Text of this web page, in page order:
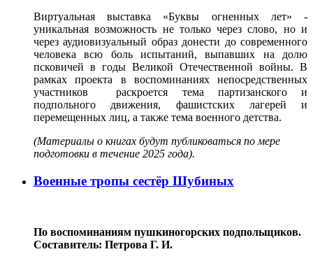
Виртуальная выставка «Буквы огненных лет» -
уникальная возможность не только через слово, но и
через аудиовизуальный образ донести до современного
человека всю боль испытаний, выпавших на долю
псковичей в годы Великой Отечественной войны. В
рамках проекта в воспоминаниях непосредственных
участников раскроется тема партизанского и
подпольного движения, фашистских лагерей и
перемещенных лиц, а также тема военного детства.
(Материалы о книгах будут публиковаться по мере
подготовки в течение 2025 года).
Военные тропы сестёр Шубиных
По воспоминаниям пушкиногорских подпольщиков.
Составитель: Петрова Г. И.